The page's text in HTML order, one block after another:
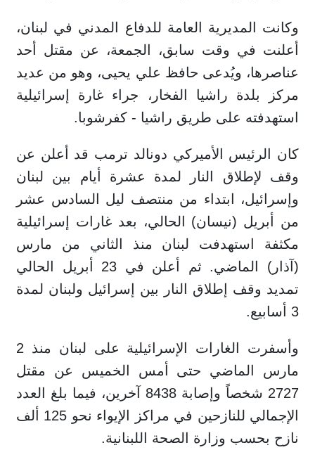
وكانت المديرية العامة للدفاع المدني في لبنان،
أعلنت في وقت سابق، الجمعة، عن مقتل أحد
عناصرها، ويُدعى حافظ علي يحيى، وهو من عديد
مركز بلدة راشيا الفخار، جراء غارة إسرائيلية
استهدفته على طريق راشيا - كفرشوبا.
كان الرئيس الأميركي دونالد ترمب قد أعلن عن
وقف لإطلاق النار لمدة عشرة أيام بين لبنان
وإسرائيل، ابتداء من منتصف ليل السادس عشر
من أبريل (نيسان) الحالي، بعد غارات إسرائيلية
مكثفة استهدفت لبنان منذ الثاني من مارس
(آذار) الماضي. ثم أعلن في 23 أبريل الحالي
تمديد وقف إطلاق النار بين إسرائيل ولبنان لمدة
3 أسابيع.
وأسفرت الغارات الإسرائيلية على لبنان منذ 2
مارس الماضي حتى أمس الخميس عن مقتل
2727 شخصاً وإصابة 8438 آخرين، فيما بلغ العدد
الإجمالي للنازحين في مراكز الإيواء نحو 125 ألف
نازح بحسب وزارة الصحة اللبنانية.